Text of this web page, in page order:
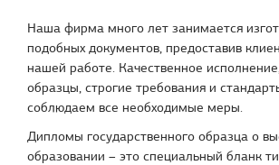
Наша фирма много лет занимается
подобных документов, предоставив
нашей работе. Качественное
образцы, строгие требования и
соблюдаем все необходимые меры.
Дипломы государственного образца о
образовании – это специальный бланк